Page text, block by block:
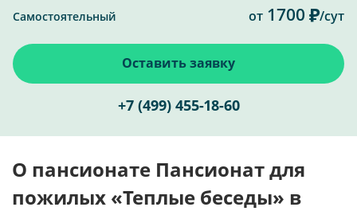
Самостоятельный от 1700 /сут
Оставить заявку
+7 (499) 455-18-60
О пансионате Пансионат для
пожилых «Теплые беседы» в